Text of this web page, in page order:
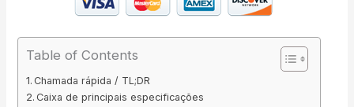
Table of Contents
Chamada rápida / TL;DR
Caixa de principais especificações